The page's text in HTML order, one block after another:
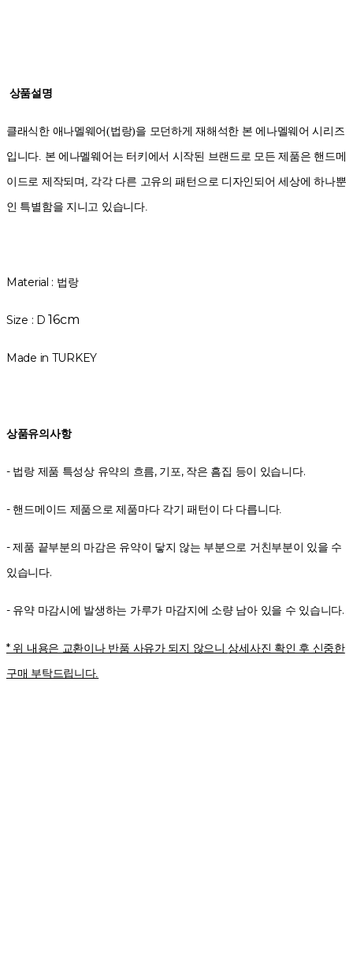
상품설명
클래식한 애나멜웨어(법랑)을 모던하게 재해석한 본 에나멜웨어 시리즈
입니다. 본 에나멜웨어는 터키에서 시작된 브랜드로 모든 제품은 핸드메
이드로 제작되며, 각각 다른 고유의 패턴으로 디자인되어 세상에 하나뿐
인 특별함을 지니고 있습니다.
Material : 법랑
Size : D16cm
Made in TURKEY
상품유의사항
- 법랑 제품 특성상 유약의 흐름, 기포, 작은 흠집 등이 있습니다.
- 핸드메이드 제품으로 제품마다 각기 패턴이 다 다릅니다.
- 제품 끝부분의 마감은 유약이 닿지 않는 부분으로 거친부분이 있을 수
있습니다.
- 유약 마감시에 발생하는 가루가 마감지에 소량 남아 있을 수 있습니다.
* 위 내용은 교환이나 반품 사유가 되지 않으니상세사진 확인 후 신중한
구매 부탁드립니다.